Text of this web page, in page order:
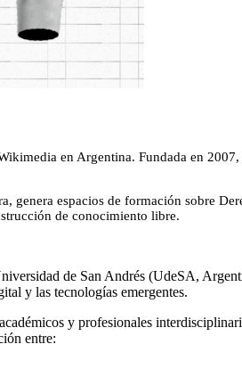
en Argentina. Fundada en
espacios de formación sobre
de conocimiento libre.
de San Andrés (UdeSA,
y las tecnologías emergentes.
y profesionales
entre: